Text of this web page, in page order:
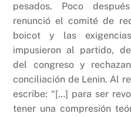
pesados. Poco
renunció el comité de
boicot y las
impusieron al partido,
del congreso y
conciliación de Lenin. Al
escribe: “[…] para ser
tener una compresión